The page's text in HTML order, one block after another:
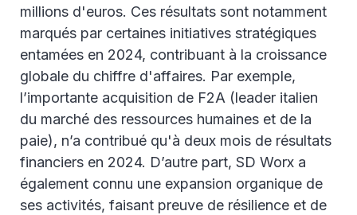
millions d'euros. Ces résultats sont notamment
marqués par certaines initiatives stratégiques
entamées en 2024, contribuant à la croissance
globale du chiffre d'affaires. Par exemple,
l’importante acquisition de F2A (leader italien
du marché des ressources humaines et de la
paie), n’a contribué qu'à deux mois de résultats
financiers en 2024. D’autre part, SD Worx a
également connu une expansion organique de
ses activités, faisant preuve de résilience et de